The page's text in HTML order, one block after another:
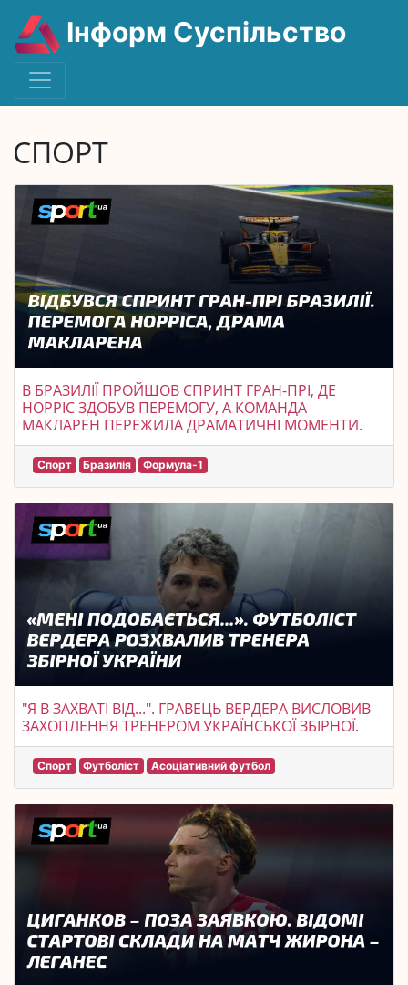
Інформ Суспільство
СПОРТ
В БРАЗИЛІЇ ПРОЙШОВ СПРИНТ ГРАН-ПРІ, ДЕ
НОРРІС ЗДОБУВ ПЕРЕМОГУ, А КОМАНДА
МАКЛАРЕН ПЕРЕЖИЛА ДРАМАТИЧНІ МОМЕНТИ.
Спорт Бразилія Формула-1
"Я В ЗАХВАТІ ВІД...". ГРАВЕЦЬ ВЕРДЕРА ВИСЛОВИВ
ЗАХОПЛЕННЯ ТРЕНЕРОМ УКРАЇНСЬКОЇ ЗБІРНОЇ.
Спорт Футболіст Асоціативний футбол